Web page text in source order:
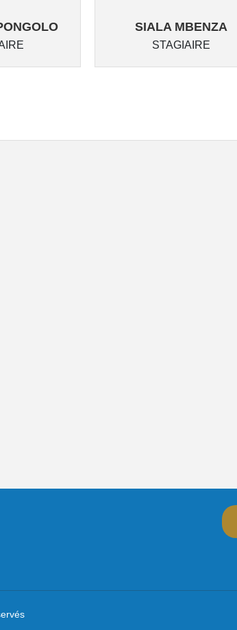
SIALA MBENZA
STAGIAIRE